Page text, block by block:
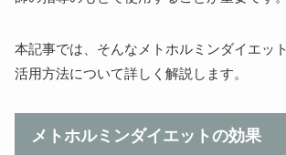
本記事では、そんなメトホルミンダイエッ
活用方法について詳しく解説します。
メトホルミンダイエットの効果